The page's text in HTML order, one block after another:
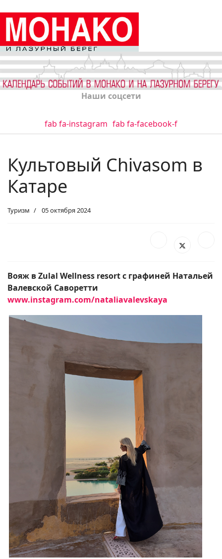
Наши соцсети
fab fa-instagram fab fa-facebook-f
Культовый Chivasom в
Катаре
Туризм 05 октября 2024
Вояж в Zulal Wellness resort с графиней Натальей
Валевской Саворетти
www.instagram.com/nataliavalevskaya